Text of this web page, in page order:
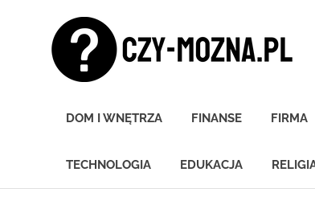
DOM I WNĘTRZA FINANSE FIRMA
TECHNOLOGIA EDUKACJA